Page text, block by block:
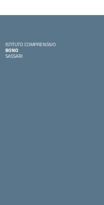
ISTITUTO COMPRENSIVO
BONO
SASSARI